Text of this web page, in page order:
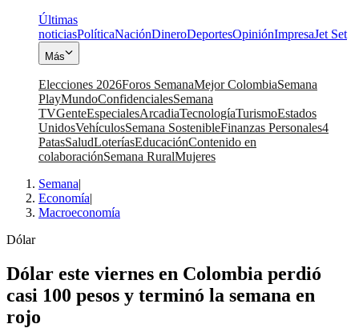
Últimas
noticiasPolíticaNaciónDineroDeportesOpiniónImpresaJet Set
Más
Elecciones 2026Foros SemanaMejor ColombiaSemana
PlayMundoConfidencialesSemana
TVGenteEspecialesArcadiaTecnologíaTurismoEstados
UnidosVehículosSemana SostenibleFinanzas Personales4
PatasSaludLoteríasEducaciónContenido en
colaboraciónSemana RuralMujeres
Semana|
Economía|
Macroeconomía
Dólar
Dólar este viernes en Colombia perdió
casi 100 pesos y terminó la semana en
rojo